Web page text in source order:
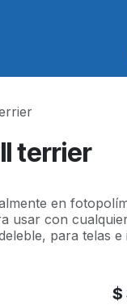
terrier
en
usar con
para telas
$